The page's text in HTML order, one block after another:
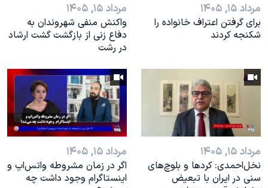
مرداد ۱۵, ۱۴۰۵
براى گرفتن اعتراف خانواده را
شكنجه کردند
مرداد ۱۵, ۱۴۰۵
واکنش منفی شهروندان به
دفاع زنی از بازگشت گشت ارشاد
در رشت
مرداد ۱۵, ۱۴۰۵
نخل‌احمدی: کردها و بلوچ‌های
سنی در ایران با تبعیض
مرداد ۱۵, ۱۴۰۵
اگر در زمان مشروطه واتس‌اپ و
اینستاگرام وجود داشت چه